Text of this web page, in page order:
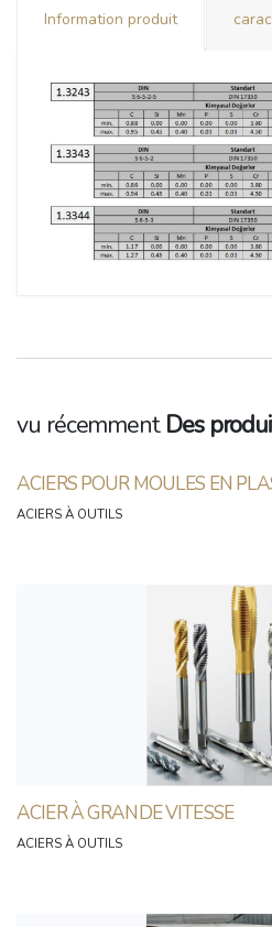
Information produit
vu récemment Des
ACIERS POUR MOULES EN
ACIERS À OUTILS
ACIER À GRANDE VITESSE
ACIERS À OUTILS